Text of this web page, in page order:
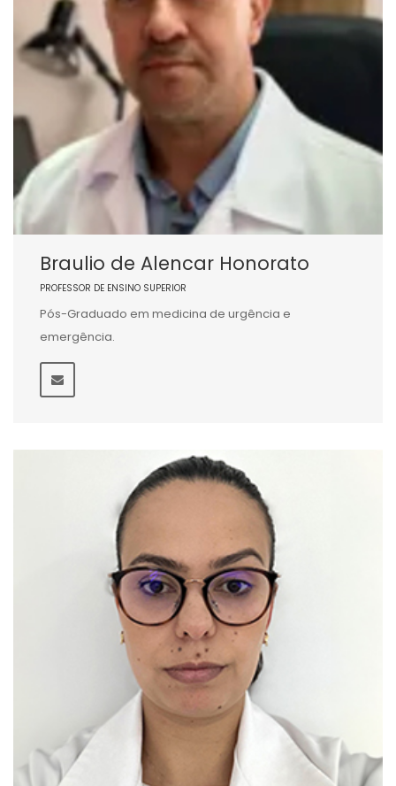
Braulio de Alencar Honorato
PROFESSOR DE ENSINO SUPERIOR
Pós-Graduado em medicina de urgência e
emergência.